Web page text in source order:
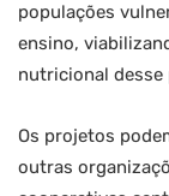
populações
ensino,
nutricional desse
Os projetos
outras